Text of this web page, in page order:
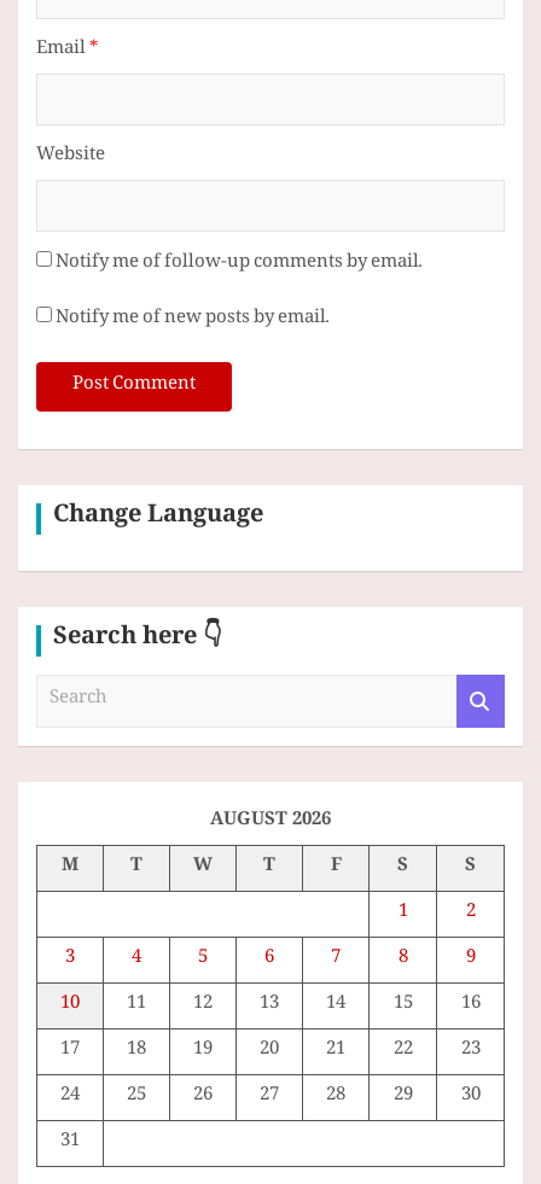
Email*
Website
Notify me of follow-up comments by email.
Notify me of new posts by email.
Change Language
Search here 👇
AUGUST 2026
M
T W T F S
S
1
2
3
4 5 6 7 8
9
10
11 12 13 14 15
16
17
18 19 20 21 22
23
24
25 26 27 28 29
30
31